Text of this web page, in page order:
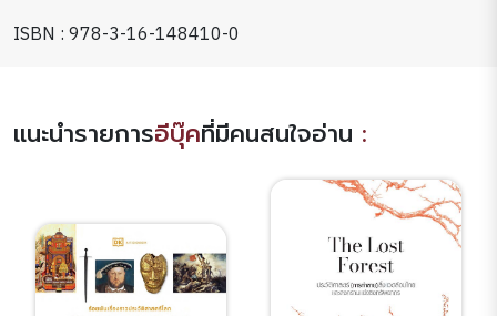
ISBN : 978-3-16-148410-0
แนะนำรายการอีบุ๊คที่มีคนสนใจอ่าน :